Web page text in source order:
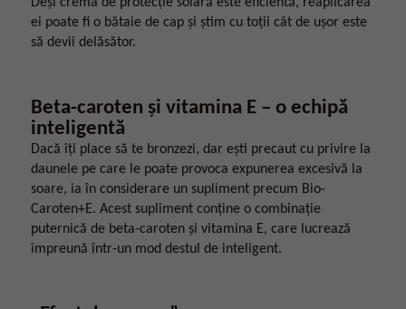
ei poate fi o bătaie de cap și știm cu toții cât de ușor este
să devii delăsător.
Beta-caroten și vitamina E – o echipă
inteligentă
Dacă îți place să te bronzezi, dar ești precaut cu privire la
daunele pe care le poate provoca expunerea excesivă la
soare, ia în considerare un supliment precum Bio-
Caroten+E. Acest supliment conține o combinație
puternică de beta-caroten și vitamina E, care lucrează
împreună într-un mod destul de inteligent.